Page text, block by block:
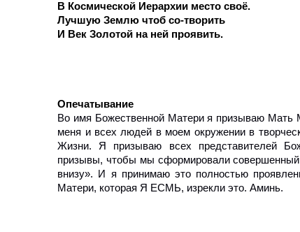
В Космической Иерархии место своё.
Лучшую Землю чтоб со-творить
И Век Золотой на ней проявить.
Опечатывание
Во имя Божественной Матери я призываю Мать
меня и всех людей в моем окружении в
Жизни. Я призываю всех представителей
призывы, чтобы мы сформировали совершенный
внизу». И я принимаю это полностью
Матери, которая Я ЕСМЬ, изрекли это.Аминь.